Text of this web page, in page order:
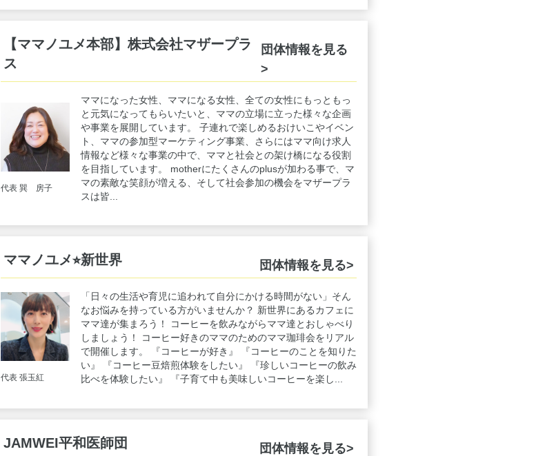
【ママノユメ本部】株式会社マザープラ
ス
団体情報を見る
>
代表 巽 房子
ママになった女性、ママになる女性、全ての女性にもっともっ
と元気になってもらいたいと、ママの立場に立った様々な企画
や事業を展開しています。 子連れで楽しめるおけいこやイベン
ト、ママの参加型マーケティング事業、さらにはママ向け求人
情報など様々な事業の中で、ママと社会との架け橋になる役割
を目指しています。 motherにたくさんのplusが加わる事で、マ
マの素敵な笑顔が増える、そして社会参加の機会をマザープラ
スは皆...
ママノユメ⭐︎新世界 団体情報を見る>
代表 張玉紅
「日々の生活や育児に追われて自分にかける時間がない」そん
なお悩みを持っている方がいませんか？ 新世界にあるカフェに
ママ達が集まろう！ コーヒーを飲みながらママ達とおしゃべり
しましょう！ コーヒー好きのママのためのママ珈琲会をリアル
で開催します。 『コーヒーが好き』 『コーヒーのことを知りた
い』 『コーヒー豆焙煎体験をしたい』 『珍しいコーヒーの飲み
比べを体験したい』 『子育て中も美味しいコーヒーを楽し...
JAMWEI平和医師団 団体情報を見る>